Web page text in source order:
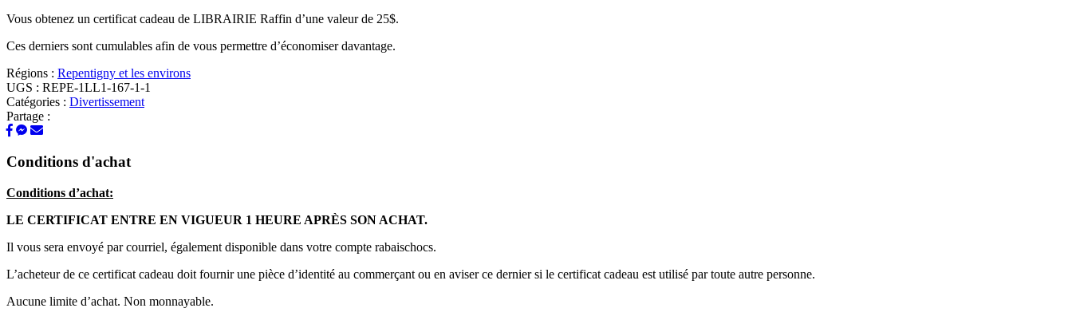
Vous obtenez un certificat cadeau de LIBRAIRIE Raffin d’une valeur de 25$.
Ces derniers sont cumulables afin de vous permettre d’économiser davantage.
Régions : Repentigny et les environs
UGS : REPE-1LL1-167-1-1
Catégories : Divertissement
Partage :
Conditions d'achat
Conditions d’achat:
LE CERTIFICAT ENTRE EN VIGUEUR 1 HEURE APRÈS SON ACHAT.
Il vous sera envoyé par courriel, également disponible dans votre compte rabaischocs.
L’acheteur de ce certificat cadeau doit fournir une pièce d’identité au commerçant ou en aviser ce dernier si le certificat cadeau est utilisé par toute autre personne.
Aucune limite d’achat. Non monnayable.